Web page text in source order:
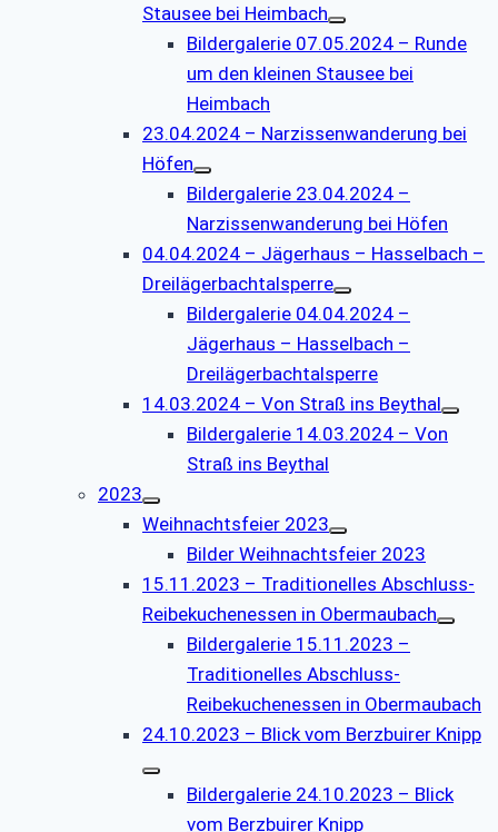
Stausee bei Heimbach
Bildergalerie 07.05.2024 – Runde
um den kleinen Stausee bei
Heimbach
23.04.2024 – Narzissenwanderung bei
Höfen
Bildergalerie 23.04.2024 –
Narzissenwanderung bei Höfen
04.04.2024 – Jägerhaus – Hasselbach –
Dreilägerbachtalsperre
Bildergalerie 04.04.2024 –
Jägerhaus – Hasselbach –
Dreilägerbachtalsperre
14.03.2024 – Von Straß ins Beythal
Bildergalerie 14.03.2024 – Von
Straß ins Beythal
2023
Weihnachtsfeier 2023
Bilder Weihnachtsfeier 2023
15.11.2023 – Traditionelles Abschluss-
Reibekuchenessen in Obermaubach
Bildergalerie 15.11.2023 –
Traditionelles Abschluss-
Reibekuchenessen in Obermaubach
24.10.2023 – Blick vom Berzbuirer Knipp
Bildergalerie 24.10.2023 – Blick
vom Berzbuirer Knipp